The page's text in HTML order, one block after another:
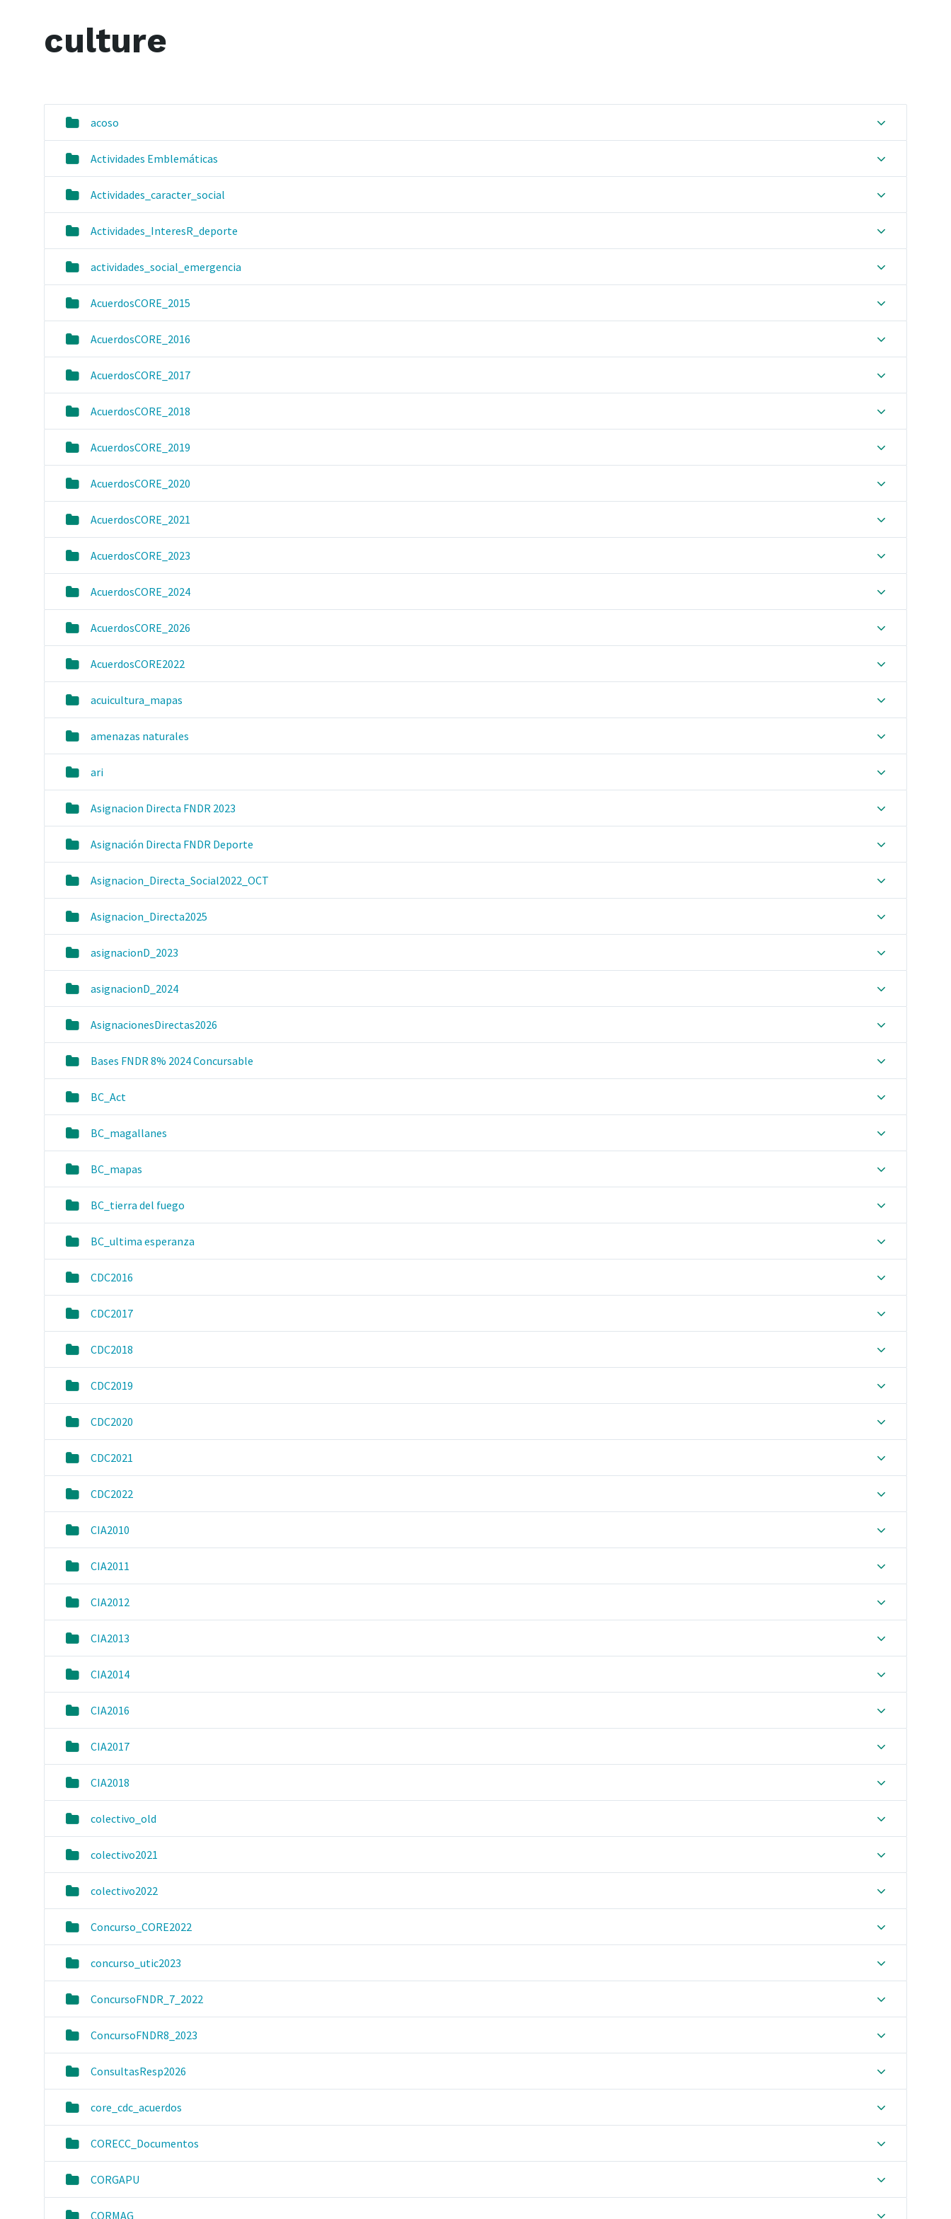
culture
acoso
Actividades Emblemáticas
Actividades_caracter_social
Actividades_InteresR_deporte
actividades_social_emergencia
AcuerdosCORE_2015
AcuerdosCORE_2016
AcuerdosCORE_2017
AcuerdosCORE_2018
AcuerdosCORE_2019
AcuerdosCORE_2020
AcuerdosCORE_2021
AcuerdosCORE_2023
AcuerdosCORE_2024
AcuerdosCORE_2026
AcuerdosCORE2022
acuicultura_mapas
amenazas naturales
ari
Asignacion Directa FNDR 2023
Asignación Directa FNDR Deporte
Asignacion_Directa_Social2022_OCT
Asignacion_Directa2025
asignacionD_2023
asignacionD_2024
AsignacionesDirectas2026
Bases FNDR 8% 2024 Concursable
BC_Act
BC_magallanes
BC_mapas
BC_tierra del fuego
BC_ultima esperanza
CDC2016
CDC2017
CDC2018
CDC2019
CDC2020
CDC2021
CDC2022
CIA2010
CIA2011
CIA2012
CIA2013
CIA2014
CIA2016
CIA2017
CIA2018
colectivo_old
colectivo2021
colectivo2022
Concurso_CORE2022
concurso_utic2023
ConcursoFNDR_7_2022
ConcursoFNDR8_2023
ConsultasResp2026
core_cdc_acuerdos
CORECC_Documentos
CORGAPU
CORMAG